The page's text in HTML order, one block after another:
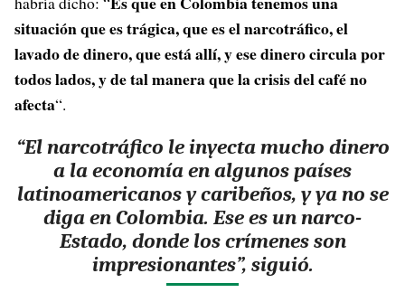
situación que es trágica, que es el narcotráfico, el
lavado de dinero, que está allí, y ese dinero circula por
todos lados, y de tal manera que la crisis del café no
afecta“.
“El narcotráfico le inyecta mucho dinero
a la economía en algunos países
latinoamericanos y caribeños, y ya no se
diga en Colombia. Ese es un narco-
Estado, donde los crímenes son
impresionantes”, siguió.